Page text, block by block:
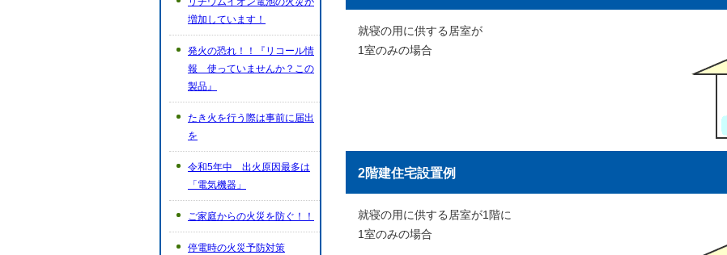
就寝の用に供する居室が
1室のみの場合
2階建住宅設置例
就寝の用に供する居室が1階に
1室のみの場合
増加しています！
発火の恐れ！！『リコール情
報 使っていませんか？この
製品』
たき火を行う際は事前に届出
を
令和5年中 出火原因最多は
「電気機器」
ご家庭からの火災を防ぐ！！
停電時の火災予防対策